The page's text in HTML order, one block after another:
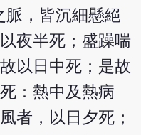
脈，皆沉細懸絕
夜半死；盛躁喘
以日中死；是故
：熱中及熱病
者，以日夕死；